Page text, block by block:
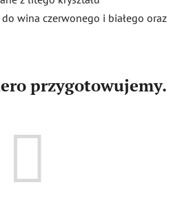
wina czerwonego i białego oraz
przygotowujemy.